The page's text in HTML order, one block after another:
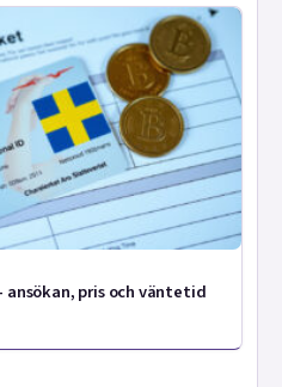
pris och väntetid